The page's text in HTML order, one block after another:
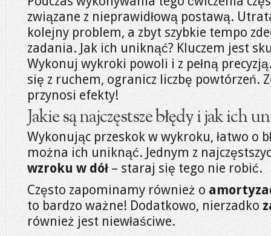
związane z nieprawidłową postawą.
kolejny problem, a zbyt szybkie tempo
zadania. Jak ich uniknąć? Kluczem jest
Wykonuj wykroki powoli i z pełną
się z ruchem, ogranicz liczbę powtórzeń.
przynosi efekty!
Jakie są najczęstsze błędy i jak ich
Wykonując przeskok w wykroku, łatwo o
można ich uniknąć. Jednym z
wzroku w dół – staraj się tego nie robić.
Często zapominamy również o
to bardzo ważne! Dodatkowo, nierzadko
również jest niewłaściwe.